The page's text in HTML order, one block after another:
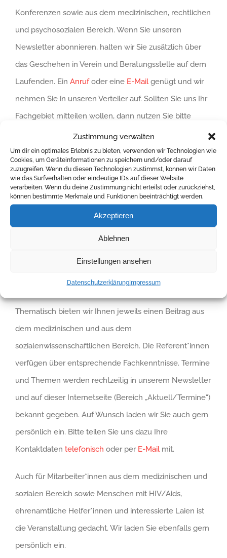
Zustimmung verwalten
Um dir ein optimales Erlebnis zu bieten, verwenden wir Technologien wie
Cookies, um Geräteinformationen zu speichern und/oder darauf
zuzugreifen. Wenn du diesen Technologien zustimmst, können wir Daten
wie das Surfverhalten oder eindeutige IDs auf dieser Website
verarbeiten. Wenn du deine Zustimmung nicht erteilst oder zurückziehst,
können bestimmte Merkmale und Funktionen beeinträchtigt werden.
Akzeptieren
Ablehnen
Einstellungen ansehen
DatenschutzerklärungImpressum
Konferenzen sowie aus dem medizinischen, rechtlichen
und psychosozialen Bereich. Wenn Sie unseren
Newsletter abonnieren, halten wir Sie zusätzlich über
das Geschehen in Verein und Beratungsstelle auf dem
Laufenden. Ein Anrufoder eine E-Mailgenügt und wir
nehmen Sie in unseren Verteiler auf. Sollten Sie uns Ihr
Fachgebiet mitteilen wollen, dann nutzen Sie bitte
Mitmach-Formular.
Fortbildungen für Ärzt*innen
und Berater*innen
Die Aids-Hilfe Dresden bietet Ihnen zweimal im Jahr
Fortbildungsveranstaltungen an. Diese werden in
wird Ihre Teilnahme mit zwei Punkten im Sächsischen
Fortbildungsdiplom anerkannt.
Thematisch bieten wir Ihnen jeweils einen Beitrag aus
dem medizinischen und aus dem
sozialenwissenschaftlichen Bereich. Die Referent*innen
verfügen über entsprechende Fachkenntnisse. Termine
und Themen werden rechtzeitig in unserem Newsletter
und auf dieser Internetseite (Bereich „Aktuell/Termine“)
bekannt gegeben. Auf Wunsch laden wir Sie auch gern
persönlich ein. Bitte teilen Sie uns dazu Ihre
Kontaktdaten telefonisch oder per E-Mailmit.
Auch für Mitarbeiter*innen aus dem medizinischen und
sozialen Bereich sowie Menschen mit HIV/Aids,
ehrenamtliche Helfer*innen und interessierte Laien ist
die Veranstaltung gedacht. Wir laden Sie ebenfalls gern
persönlich ein.